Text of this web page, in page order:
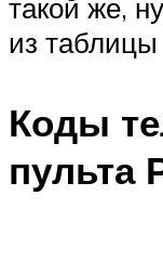
такой же,
из
Коды
пульта